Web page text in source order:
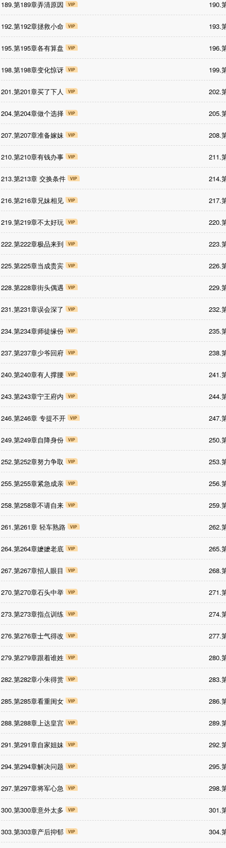
189.第189章弄清原因 190.
192.第192章拯救小命 193.
195.第195章各有算盘 196.
198.第198章变化惊讶 199.
201.第201章买了下人 202.
204.第204章做个选择 205.
207.第207章准备嫁妹 208.
210.第210章有钱办事 211.
213.第213章 交换条件 214.
216.第216章兄妹相见 217.
219.第219章不太好玩 220.
222.第222章极品来到 223.
225.第225章当成贵宾 226.
228.第228章街头偶遇 229.
231.第231章误会深了 232.
234.第234章师徒缘份 235.
237.第237章少爷回府 238.
240.第240章有人撑腰 241.
243.第243章宁王府内 244.
246.第246章 专提不开 247.
249.第249章自降身份 250.
252.第252章努力争取 253.
255.第255章紧急成亲 256.
258.第258章不请自来 259.
261.第261章 轻车熟路 262.
264.第264章嬷嬷老底 265.
267.第267章招人眼目 268.
270.第270章石头中举 271.
273.第273章指点训练 274.
276.第276章士气得改 277.
279.第279章跟着谁姓 280.
282.第282章小朱得赏 283.
285.第285章看重闺女 286.
288.第288章上达皇宫 289.
291.第291章自家姐妹 292.
294.第294章解决问题 295.
297.第297章将军心急 298.
300.第300章意外太多 301.
303.第303章产后抑郁 304.